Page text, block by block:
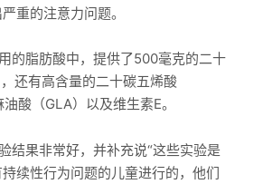
重的注意力问题。
的脂肪酸中，提供了500毫克的二十
还有高含量的二十碳五烯酸
油酸（GLA）以及维生素E。
结果非常好，并补充说“这些实验是
续性行为问题的儿童进行的，他们